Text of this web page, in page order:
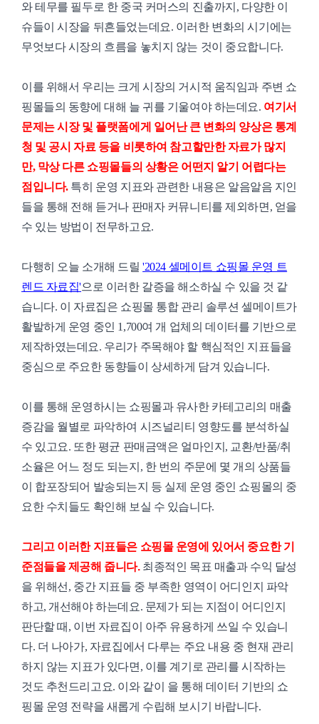
와 테무를 필두로 한 중국 커머스의 진출까지, 다양한 이
슈들이 시장을 뒤흔들었는데요. 이러한 변화의 시기에는
무엇보다 시장의 흐름을 놓치지 않는 것이 중요합니다.
이를 위해서 우리는 크게 시장의 거시적 움직임과 주변 쇼
핑몰들의 동향에 대해 늘 귀를 기울여야 하는데요. 여기서
문제는 시장 및 플랫폼에게 일어난 큰 변화의 양상은 통계
청 및 공시 자료 등을 비롯하여 참고할만한 자료가 많지
만, 막상 다른 쇼핑몰들의 상황은 어떤지 알기 어렵다는
점입니다.특히 운영 지표와 관련한 내용은 알음알음 지인
들을 통해 전해 듣거나 판매자 커뮤니티를 제외하면, 얻을
수 있는 방법이 전무하고요.
다행히 오늘 소개해 드릴'2024 셀메이트 쇼핑몰 운영 트
렌드 자료집'으로 이러한 갈증을 해소하실 수 있을 것 같
습니다. 이 자료집은 쇼핑몰 통합 관리 솔루션 셀메이트가
활발하게 운영 중인 1,700여 개 업체의 데이터를 기반으로
제작하였는데요. 우리가 주목해야 할 핵심적인 지표들을
중심으로 주요한 동향들이 상세하게 담겨 있습니다.
이를 통해 운영하시는 쇼핑몰과 유사한 카테고리의 매출
증감을 월별로 파악하여 시즈널리티 영향도를 분석하실
수 있고요. 또한 평균 판매금액은 얼마인지, 교환/반품/취
소율은 어느 정도 되는지, 한 번의 주문에 몇 개의 상품들
이 합포장되어 발송되는지 등 실제 운영 중인 쇼핑몰의 중
요한 수치들도 확인해 보실 수 있습니다.
그리고 이러한 지표들은 쇼핑몰 운영에 있어서 중요한 기
준점들을 제공해 줍니다.최종적인 목표 매출과 수익 달성
을 위해선, 중간 지표들 중 부족한 영역이 어디인지 파악
하고, 개선해야 하는데요. 문제가 되는 지점이 어디인지
판단할 때, 이번 자료집이 아주 유용하게 쓰일 수 있습니
다. 더 나아가, 자료집에서 다루는 주요 내용 중 현재 관리
하지 않는 지표가 있다면, 이를 계기로 관리를 시작하는
것도 추천드리고요. 이와 같이 을 통해 데이터 기반의 쇼
핑몰 운영 전략을 새롭게 수립해 보시기 바랍니다.